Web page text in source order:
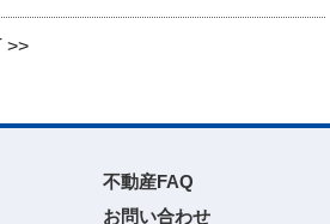
>>
不動産FAQ
お問い合わせ